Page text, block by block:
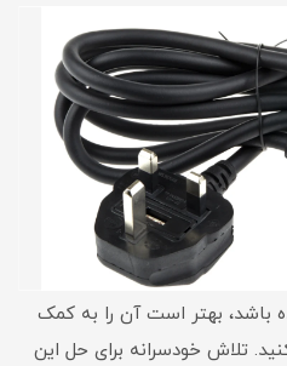
باشد، بهتر است آن را به کمک
تلاش خودسرانه برای حل این